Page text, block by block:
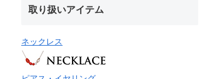
取り扱いアイテム
ネックレス